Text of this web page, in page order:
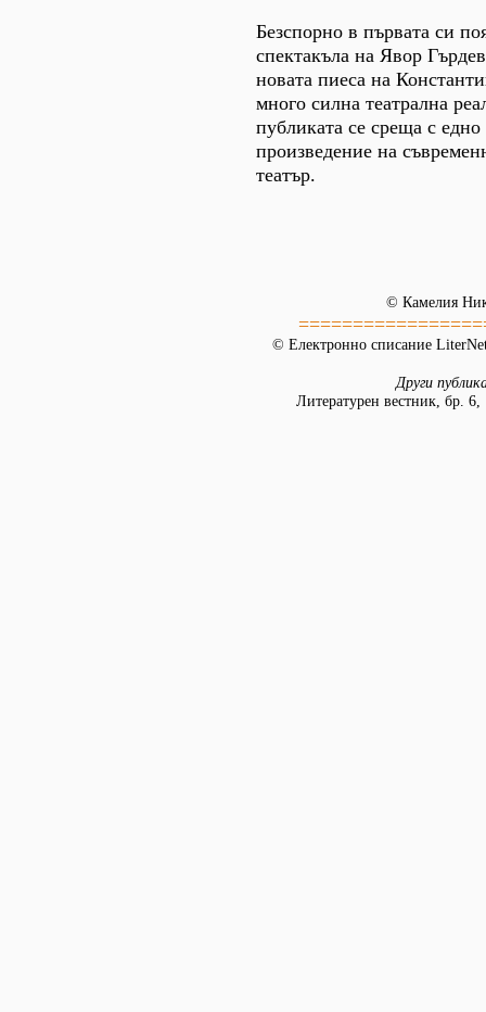
Безспорно в първата си
спектакъла на Явор
новата пиеса на
много силна театрална
публиката се среща с едно
произведение на
театър.
© Камелия
© Електронно списание
Други
Литературен вестник, бр.